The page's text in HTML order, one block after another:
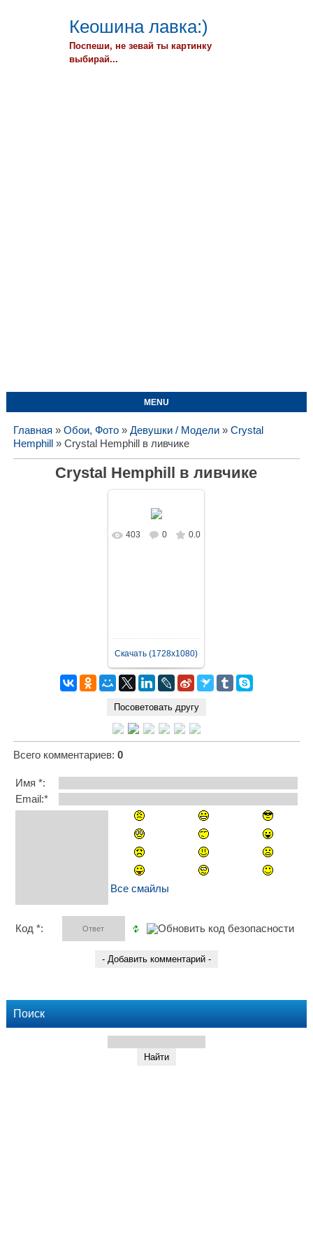
Кеошина лавка:)
Поспеши, не зевай ты картинку
выбирай...
MENU
Главная » Обои, Фото» Девушки / Модели» Crystal
Hemphill
» Сrystal Hemphill в ливчике
Сrystal Hemphill в ливчике
В реальном
403 0 0.0
Скачать (1728x1080)
Всего комментариев: 0
Имя *:
Email:*
Все смайлы
Код *:
Поиск